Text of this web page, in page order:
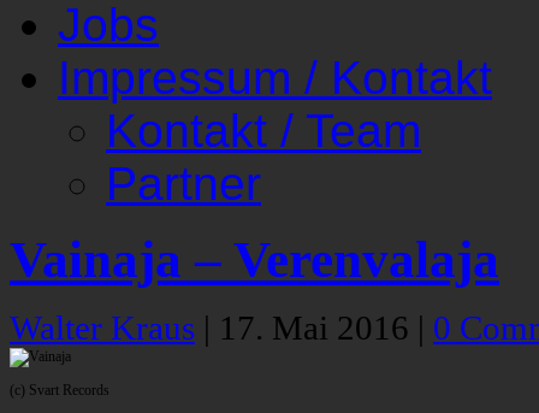
Jobs
Impressum / Kontakt
Kontakt / Team
Partner
Vainaja – Verenvalaja
Walter Kraus | 17. Mai 2016 | 0
(c) Svart Records